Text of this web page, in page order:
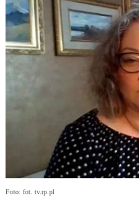
Foto: fot. tv.rp.pl